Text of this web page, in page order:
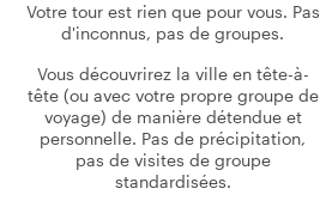
Votre tour est rien que pour vous. Pas
d'inconnus, pas de groupes.
Vous découvrirez la ville en tête-à-
tête (ou avec votre propre groupe de
voyage) de manière détendue et
personnelle. Pas de précipitation,
pas de visites de groupe
standardisées.